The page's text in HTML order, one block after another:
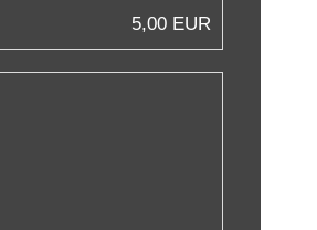
5,00 EUR